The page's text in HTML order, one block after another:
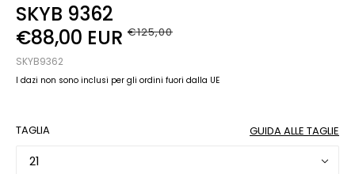
SKYB 9362
€88,00 EUR €125,00
SKYB9362
I dazi non sono inclusi per gli ordini fuori dalla UE
TAGLIA
21
GUIDA ALLE TAGLIE